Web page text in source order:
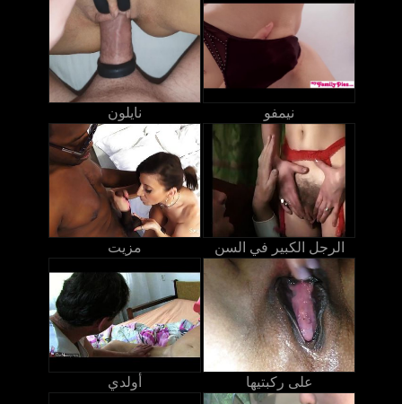
نايلون نيمفو
مزيت الرجل الكبير في السن
أولدي على ركبتيها